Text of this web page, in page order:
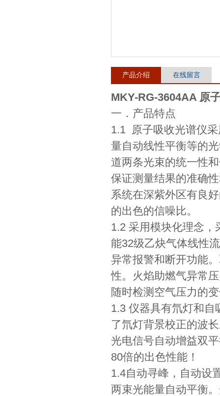
产品介绍 在线留言
MKY-RG-3604AA 原
一．产品特点
1.1 原子吸收光谱仪
量自动线性平衡等的
道两条光束的统一性
保证测量结果的准确
系统在深紫外区有良
的出色的信噪比。
1.2 采用模块化理念
能32级乙炔气体线性
异常报警和断开功能
性。火焰助燃气异常
随时检测空气压力的
1.3 仪器具有氘灯和
了氘灯背景校正的波
光电信号自动增益双
80倍的出色性能！
1.4自动寻峰，自动设
两束光能量自动平衡